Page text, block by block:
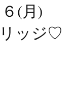
(月)
リッジ♡